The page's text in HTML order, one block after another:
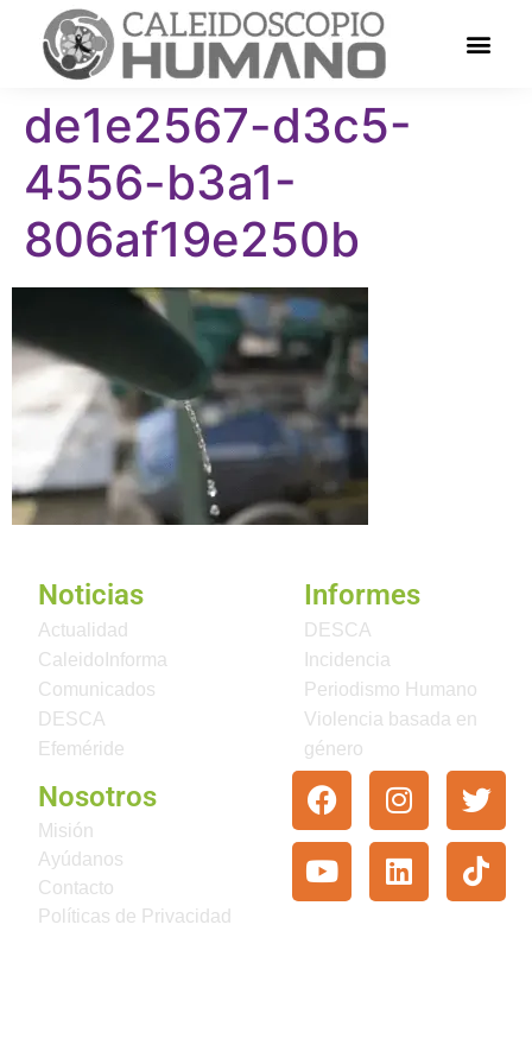
de1e2567-d3c5-
4556-b3a1-
806af19e250b
Noticias
Actualidad
CaleidoInforma
Comunicados
DESCA
Efeméride
Informes
DESCA
Incidencia
Periodismo Humano
Violencia basada en
género
Nosotros
Misión
Ayúdanos
Contacto
Políticas de Privacidad